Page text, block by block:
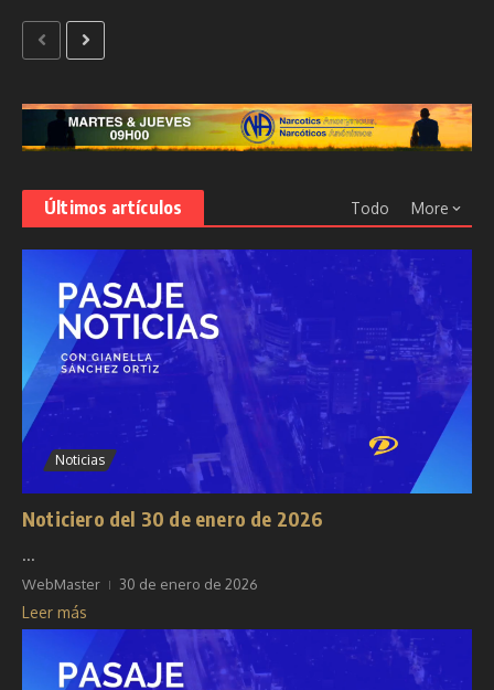
Últimos artículos Todo More
Noticias
Noticiero del 30 de enero de 2026
...
WebMaster 30 de enero de 2026
Leer más